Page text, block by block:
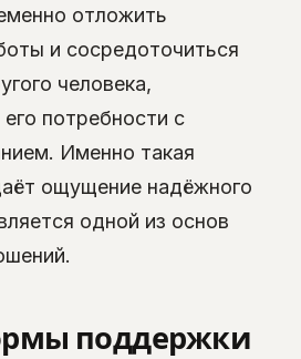
отложить
и сосредоточиться
человека,
его потребности с
Именно такая
ощущение надёжного
одной из основ
поддержки